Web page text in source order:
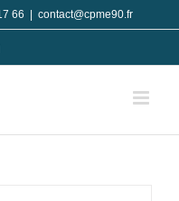
66 contact@cpme90.fr
LinkedIn